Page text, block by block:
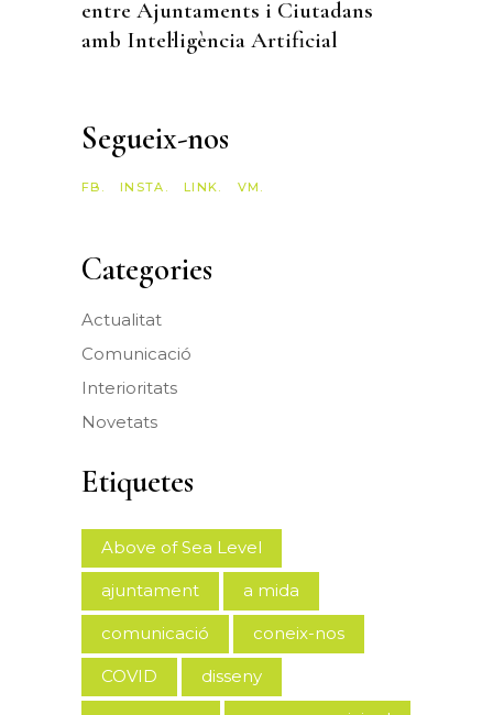
entre Ajuntaments i Ciutadans
amb Intel·ligència Artificial
Segueix-nos
FB. INSTA. LINK. VM.
Categories
Actualitat
Comunicació
Interioritats
Novetats
Etiquetes
Above of Sea Level
ajuntament a mida
comunicació coneix-nos
COVID disseny